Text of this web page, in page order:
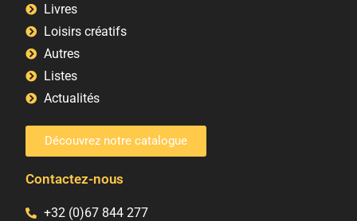
Livres
Loisirs créatifs
Autres
Listes
Actualités
Découvrez notre catalogue
Contactez-nous
+32 (0)67 844 277